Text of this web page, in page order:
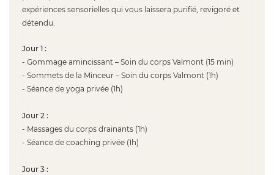
expériences sensorielles qui vous laissera purifié, revigoré et
détendu.
Jour 1 :
- Gommage amincissant – Soin du corps Valmont (15 min)
- Sommets de la Minceur – Soin du corps Valmont (1h)
- Séance de yoga privée (1h)
Jour 2 :
- Massages du corps drainants (1h)
- Séance de coaching privée (1h)
Jour 3 :